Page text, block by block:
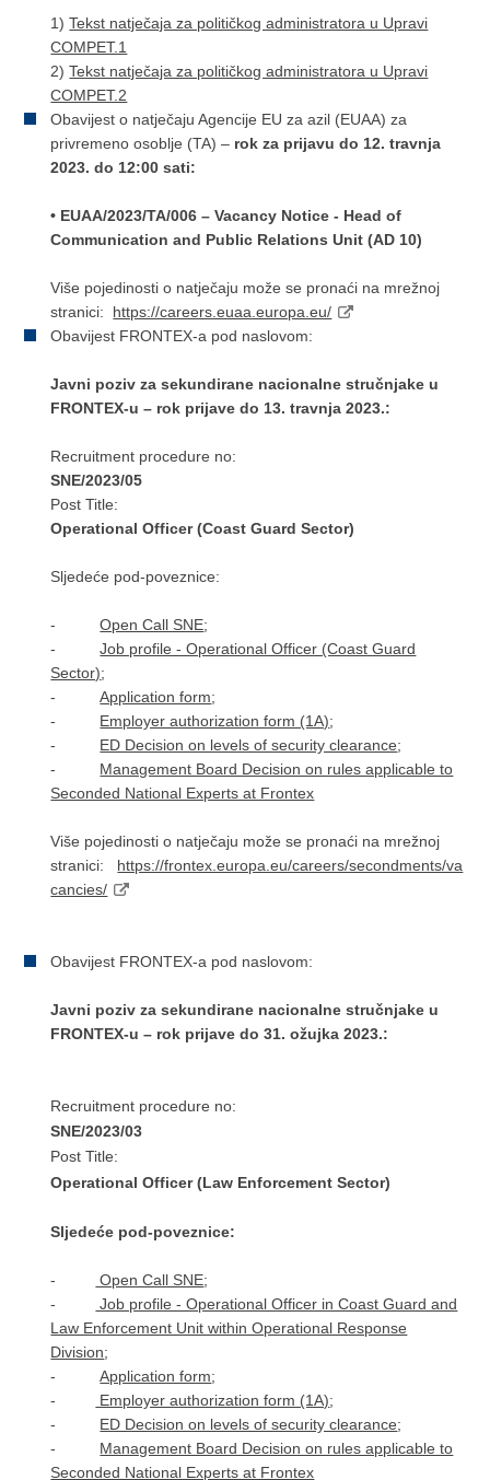
1)Tekst natječaja za političkog administratora u Upravi
COMPET.1
2)Tekst natječaja za političkog administratora u Upravi
COMPET.2
Obavijest o natječaju Agencije EU za azil (EUAA) za
privremeno osoblje (TA) – rok za prijavu do 12. travnja
2023. do 12:00 sati:
• EUAA/2023/TA/006 – Vacancy Notice - Head of
Communication and Public Relations Unit (AD 10)
Više pojedinosti o natječaju može se pronaći na mrežnoj
stranici: https://careers.euaa.europa.eu/
Obavijest FRONTEX-a pod naslovom:
Javni poziv za sekundirane nacionalne stručnjake u
FRONTEX-u – rok prijave do 13. travnja 2023.:
Recruitment procedure no:
SNE/2023/05
Post Title:
Operational Officer (Coast Guard Sector)
Sljedeće pod-poveznice:
-Open Call SNE;
-Job profile - Operational Officer (Coast Guard
Sector);
-Application form;
- Employer authorization form (1A);
- ED Decision on levels of security clearance;
- Management Board Decision on rules applicable to
Seconded National Experts at Frontex
Više pojedinosti o natječaju može se pronaći na mrežnoj
stranici: https://frontex.europa.eu/careers/secondments/va
cancies/
Obavijest FRONTEX-a pod naslovom:
Javni poziv za sekundirane nacionalne stručnjake u
FRONTEX-u – rok prijave do 31. ožujka 2023.:
Recruitment procedure no:
SNE/2023/03
Post Title:
Operational Officer (Law Enforcement Sector)
Sljedeće pod-poveznice:
- Open Call SNE;
-
Job profile - Operational Officer in Coast Guard and
Law Enforcement Unit within Operational Response
Division;
-Application form;
-
Employer authorization form (1A);
- ED Decision on levels of security clearance;
- Management Board Decision on rules applicable to
Seconded National Experts at Frontex